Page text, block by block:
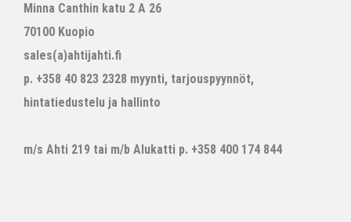
Minna Canthin katu 2 A 26
70100 Kuopio
sales(a)ahtijahti.fi
p. +358 40 823 2328 myynti, tarjouspyynnöt,
hintatiedustelu ja hallinto
m/s Ahti 219 tai m/b Alukatti p. +358 400 174 844